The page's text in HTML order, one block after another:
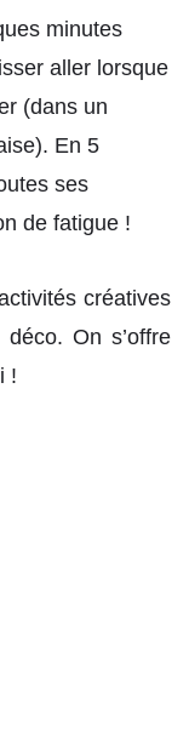
minutes
aller lorsque
(dans un
En 5
ses
de fatigue !
créatives
On s’offre
!